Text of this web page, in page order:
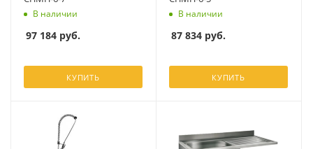
В наличии
97 184 руб.
КУПИТЬ
В наличии
87 834 руб.
КУПИТЬ